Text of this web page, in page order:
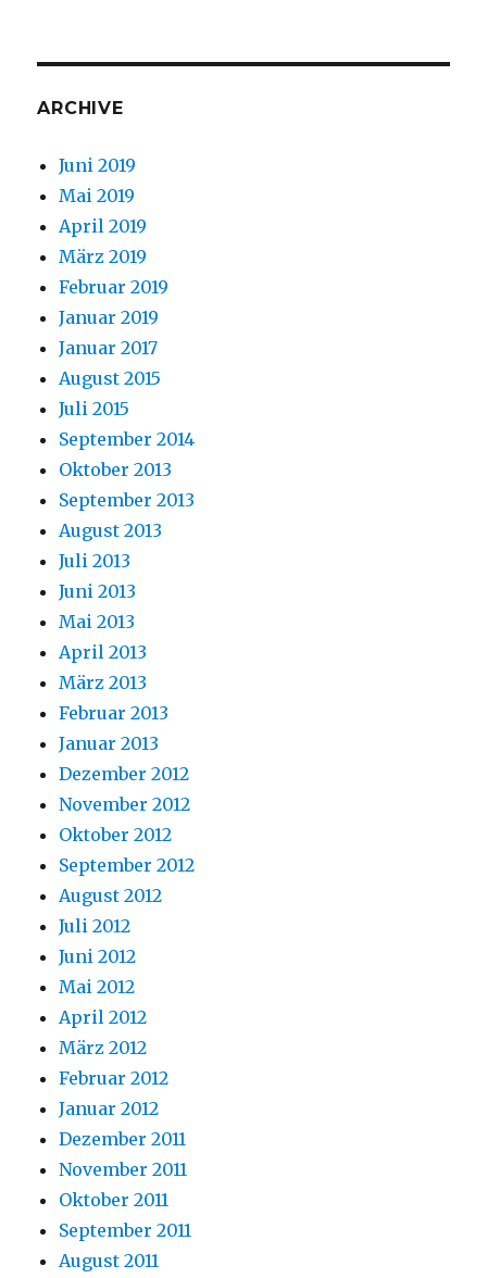
ARCHIVE
Juni 2019
Mai 2019
April 2019
März 2019
Februar 2019
Januar 2019
Januar 2017
August 2015
Juli 2015
September 2014
Oktober 2013
September 2013
August 2013
Juli 2013
Juni 2013
Mai 2013
April 2013
März 2013
Februar 2013
Januar 2013
Dezember 2012
November 2012
Oktober 2012
September 2012
August 2012
Juli 2012
Juni 2012
Mai 2012
April 2012
März 2012
Februar 2012
Januar 2012
Dezember 2011
November 2011
Oktober 2011
September 2011
August 2011